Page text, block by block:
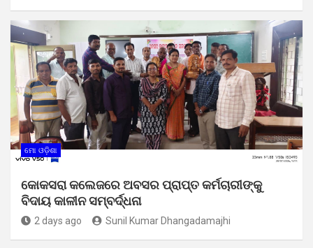
ମୋ ଓଡ଼ିଶା
କୋକସରା କଲେଜରେ ଅବସର ପ୍ରାପ୍ତ କର୍ମଚାରୀଙ୍କୁ
ବିଦାୟ କାଳୀନ ସମ୍ବର୍ଦ୍ଧନା
2 days ago Sunil Kumar Dhangadamajhi